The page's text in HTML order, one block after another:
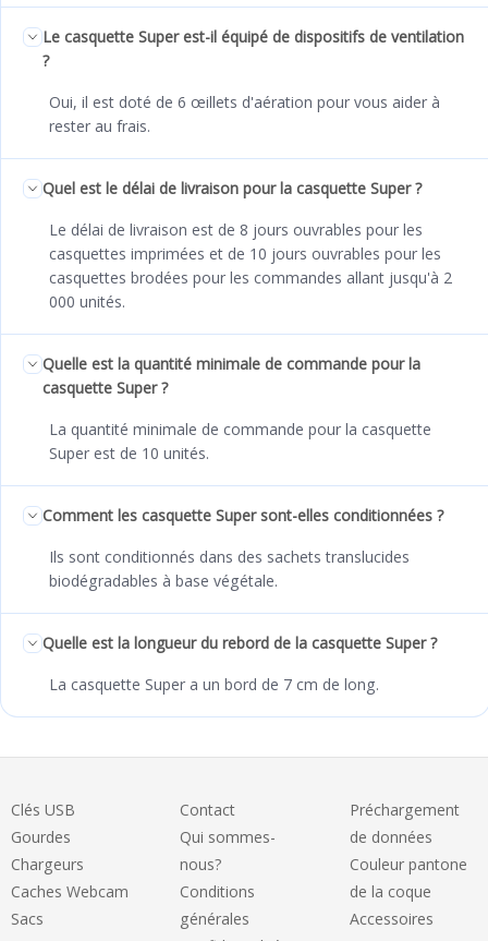
Le casquette Super est-il équipé de dispositifs de ventilation
?
Oui, il est doté de 6 œillets d'aération pour vous aider à
rester au frais.
Quel est le délai de livraison pour la casquette Super ?
Le délai de livraison est de 8 jours ouvrables pour les
casquettes imprimées et de 10 jours ouvrables pour les
casquettes brodées pour les commandes allant jusqu'à 2
000 unités.
Quelle est la quantité minimale de commande pour la
casquette Super ?
La quantité minimale de commande pour la casquette
Super est de 10 unités.
Comment les casquette Super sont-elles conditionnées ?
Ils sont conditionnés dans des sachets translucides
biodégradables à base végétale.
Quelle est la longueur du rebord de la casquette Super ?
La casquette Super a un bord de 7 cm de long.
Clés USB
Gourdes
Chargeurs
Caches Webcam
Sacs
Contact
Qui sommes-
nous?
Conditions
générales
Préchargement
de données
Couleur pantone
de la coque
Accessoires